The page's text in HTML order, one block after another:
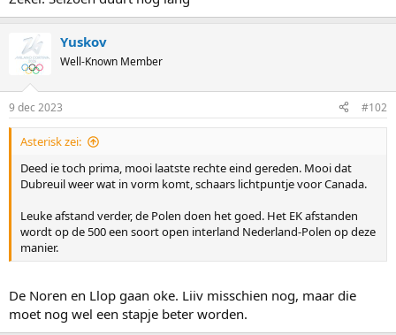
Yuskov
Well-Known Member
9 dec 2023 #102
Asterisk zei:
Deed ie toch prima, mooi laatste rechte eind gereden. Mooi dat
Dubreuil weer wat in vorm komt, schaars lichtpuntje voor Canada.
Leuke afstand verder, de Polen doen het goed. Het EK afstanden
wordt op de 500 een soort open interland Nederland-Polen op deze
manier.
De Noren en Llop gaan oke. Liiv misschien nog, maar die
moet nog wel een stapje beter worden.